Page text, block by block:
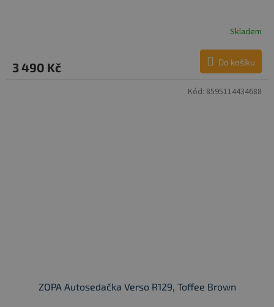
Skladem
3 490 Kč Do košíku
ZOPA Autosedačka Verso R129, Toffee Brown
Kód: 8595114434688